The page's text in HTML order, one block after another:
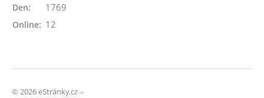
Online: 12
Den: 1769
© 2026 eStránky.cz